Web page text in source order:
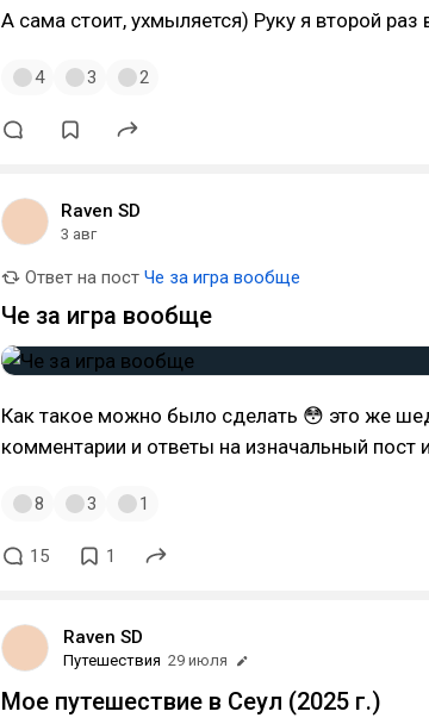
А сама стоит, ухмыляется) Руку я второй раз
4 3 2
Raven SD
3 авг
Ответ на пост Че за игра вообще
Че за игра вообще
Как такое можно было сделать 😳 это же
комментарии и ответы на изначальный пост
8 3 1
15 1
Raven SD
Путешествия 29 июля
Мое путешествие в Сеул (2025 г.)